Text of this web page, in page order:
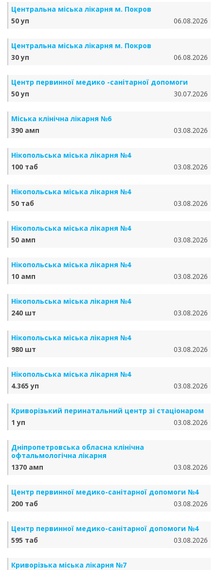
Центральна міська лікарня м. Покров
50 уп
06.08.2026
Центральна міська лікарня м. Покров
30 уп
06.08.2026
Центр первинної медико -санітарної допомоги
50 уп
30.07.2026
Міська клінічна лікарня №6
390 амп
03.08.2026
Нікопольська міська лікарня №4
100 таб
03.08.2026
Нікопольська міська лікарня №4
50 таб
03.08.2026
Нікопольська міська лікарня №4
50 амп
03.08.2026
Нікопольська міська лікарня №4
10 амп
03.08.2026
Нікопольська міська лікарня №4
240 шт
03.08.2026
Нікопольська міська лікарня №4
980 шт
03.08.2026
Нікопольська міська лікарня №4
4.365 уп
03.08.2026
Криворізький перинатальний центр зі стаціонаром
1 уп
03.08.2026
Дніпропетровська обласна клінічна
офтальмологічна лікарня
1370 амп
03.08.2026
Центр первинної медико-санітарної допомоги №4
200 таб
03.08.2026
Центр первинної медико-санітарної допомоги №4
595 таб
03.08.2026
Криворізька міська лікарня №7